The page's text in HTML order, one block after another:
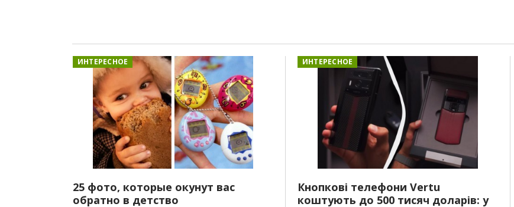
ИНТЕРЕСНОЕ
25 фото, которые окунут вас
обратно в детство
ИНТЕРЕСНОЕ
Кнопкові телефони Vertu
коштують до 500 тисяч доларів: у